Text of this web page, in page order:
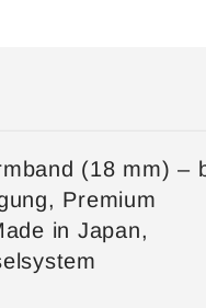
(18 mm) –
Premium
in Japan,